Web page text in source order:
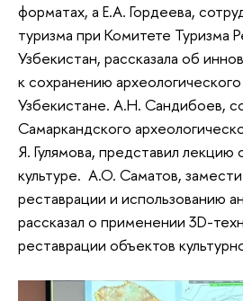
форматах, а Е.А. Гордеева,
туризма при Комитете Туризма
Узбекистан, рассказала об
к сохранению
Узбекистане. А.Н. Сандибоев,
Самаркандского
Я. Гулямова, представил лекцию
культуре. А.О. Саматов,
реставрации и использованию
рассказал о применении 3D-
реставрации объектов